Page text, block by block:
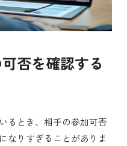
否を確認する
るとき、相手の参加可否
なりすぎることがありま